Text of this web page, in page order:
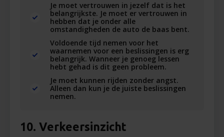
Je moet vertrouwen in jezelf dat is het
belangrijkste. Je moet er vertrouwen in
hebben dat je onder alle
omstandigheden de auto de baas bent.
Voldoende tijd nemen voor het
waarnemen voor een beslissingen is erg
belangrijk. Wanneer je genoeg lessen
hebt gehad is dit geen probleem.
Je moet kunnen rijden zonder angst.
Alleen dan kun je de juiste beslissingen
nemen.
10. Verkeersinzicht